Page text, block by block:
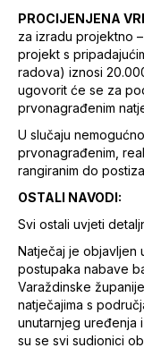
PROCIJENJENA
za izradu projektno
projekt s
radova) iznosi
ugovorit će se za
prvonagrađenim
U slučaju
prvonagrađenim,
rangiranim do
OSTALI NAVODI:
Svi ostali uvjeti
Natječaj je objavljen
postupaka nabave
Varaždinske
natječajima s
unutarnjeg uređenja
su se svi sudionici